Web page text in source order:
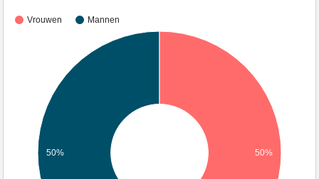
Vrouwen Mannen
50% 50%